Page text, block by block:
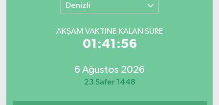
Denizli
AKŞAM VAKTİNE KALAN SÜRE
01:41:56
6 Ağustos 2026
23 Safer 1448
LEZETLERİMİZ
Puan Durumu ve Fikstür
Tüm Manşetler